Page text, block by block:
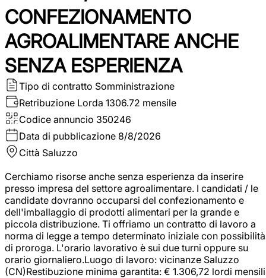
CONFEZIONAMENTO
AGROALIMENTARE ANCHE
SENZA ESPERIENZA
Tipo di contratto Somministrazione
Retribuzione Lorda 1306.72 mensile
Codice annuncio 350246
Data di pubblicazione 8/8/2026
Città Saluzzo
Cerchiamo risorse anche senza esperienza da inserire
presso impresa del settore agroalimentare. I candidati / le
candidate dovranno occuparsi del confezionamento e
dell'imballaggio di prodotti alimentari per la grande e
piccola distribuzione. Ti offriamo un contratto di lavoro a
norma di legge a tempo determinato iniziale con possibilità
di proroga. L'orario lavorativo è sui due turni oppure su
orario giornaliero.Luogo di lavoro: vicinanze Saluzzo
(CN)Restibuzione minima garantita: € 1.306,72 lordi mensili